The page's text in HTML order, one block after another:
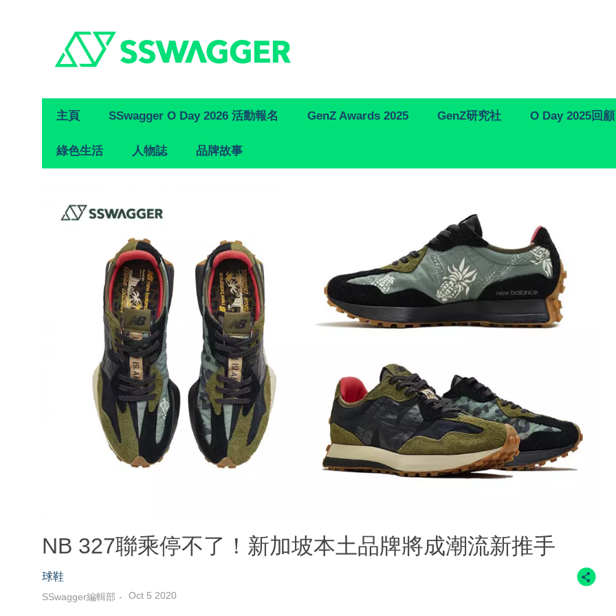
Primary
Navigation
主頁 SSwagger O Day 2026 活動報名 GenZ Awards 2025 GenZ研究社 O Day 2025回顧
綠色生活 人物誌 品牌故事
NB 327聯乘停不了！新加坡本土品牌將成潮流新推手
球鞋
SSwagger編輯部 Oct 5 2020